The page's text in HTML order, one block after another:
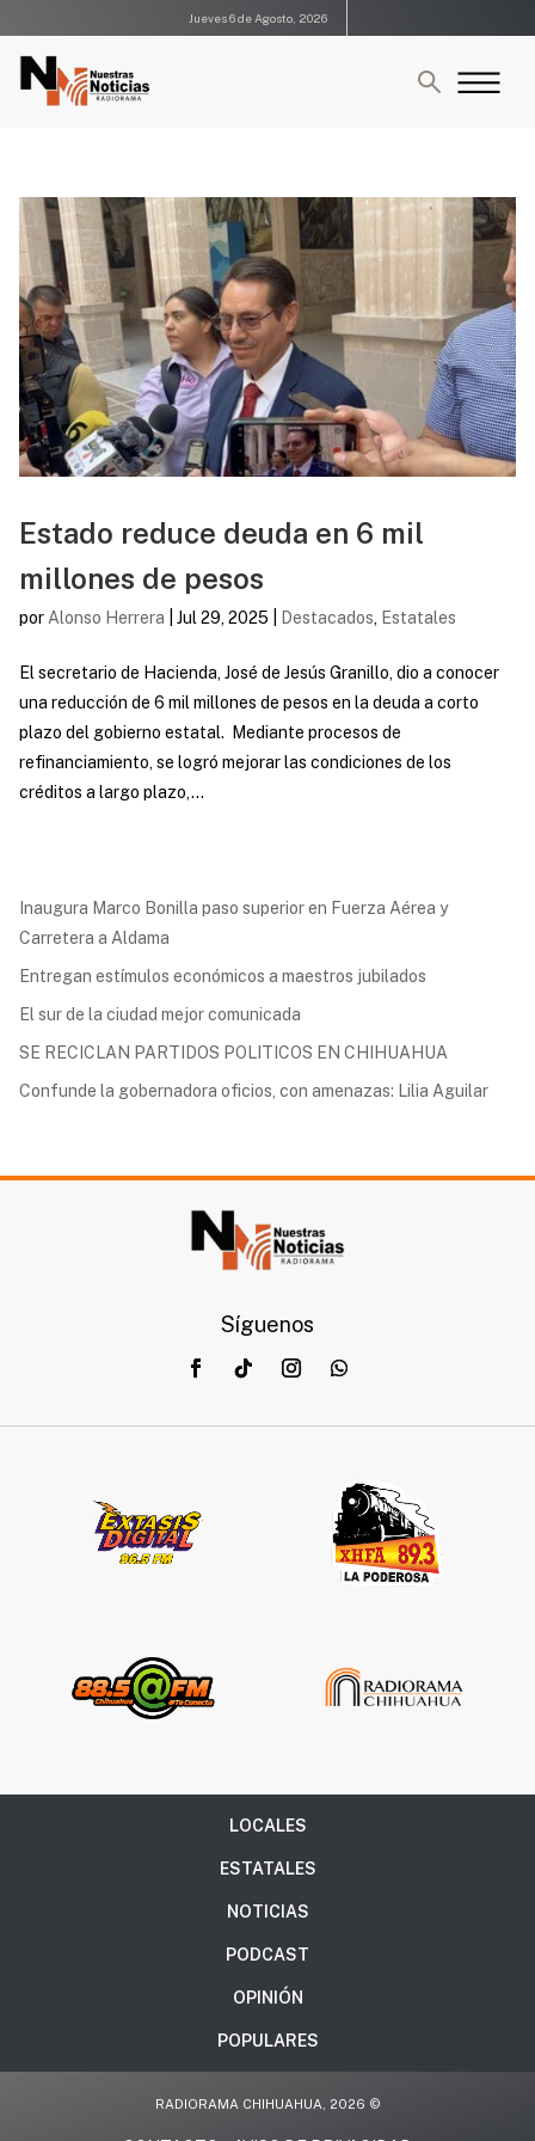
Jueves 6 de Agosto, 2026
Estado reduce deuda en 6 mil
millones de pesos
porAlonso Herrera Jul 29, 2025 Destacados, Estatales
El secretario de Hacienda, José de Jesús Granillo, dio a conocer
una reducción de 6 mil millones de pesos en la deuda a corto
plazo del gobierno estatal. Mediante procesos de
refinanciamiento, se logró mejorar las condiciones de los
créditos a largo plazo,...
Inaugura Marco Bonilla paso superior en Fuerza Aérea y
Carretera a Aldama
Entregan estímulos económicos a maestros jubilados
El sur de la ciudad mejor comunicada
SE RECICLAN PARTIDOS POLITICOS EN CHIHUAHUA
Confunde la gobernadora oficios, con amenazas: Lilia Aguilar
Síguenos
LOCALES
ESTATALES
NOTICIAS
PODCAST
OPINIÓN
POPULARES
RADIORAMA CHIHUAHUA, 2026 ©